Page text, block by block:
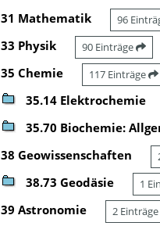
31 Mathematik 96
33 Physik 90 Einträge
35 Chemie 117 Einträge
35.14 Elektrochemie
35.70 Biochemie:
38 Geowissenschaften
38.73 Geodäsie 1
39 Astronomie 2 Einträge